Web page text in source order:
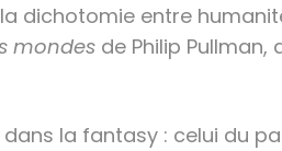
dichotomie entre
mondes de Philip Pullman,
la fantasy : celui du